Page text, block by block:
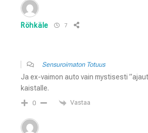
Röhkäle 7
Sensuroimaton Totuus
Ja ex-vaimon auto vain mystisesti
kaistalle.
0 Vastaa